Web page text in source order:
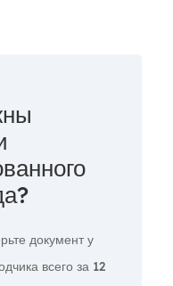
документ у
всего за 12